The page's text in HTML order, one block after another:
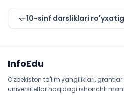
10-sinf darsliklari
InfoEdu
O'zbekiston ta'lim yangiliklari, grantlar
universitetlar haqidagi ishonchli